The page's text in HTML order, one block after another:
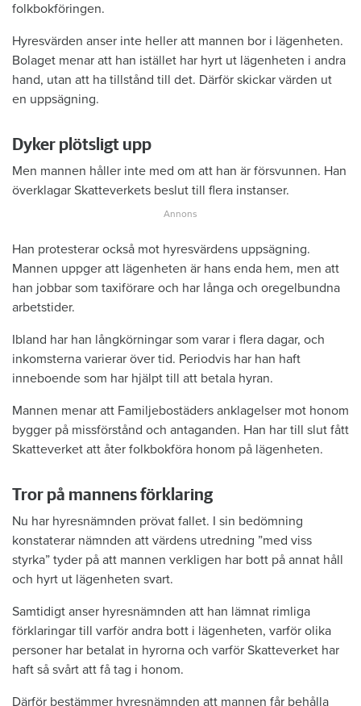
folkbokföringen.
Hyresvärden anser inte heller att mannen bor i lägenheten.
Bolaget menar att han istället har hyrt ut lägenheten i andra
hand, utan att ha tillstånd till det. Därför skickar värden ut
en uppsägning.
Dyker plötsligt upp
Men mannen håller inte med om att han är försvunnen. Han
överklagar Skatteverkets beslut till flera instanser.
Han protesterar också mot hyresvärdens uppsägning.
Mannen uppger att lägenheten är hans enda hem, men att
han jobbar som taxiförare och har långa och oregelbundna
arbetstider.
Ibland har han långkörningar som varar i flera dagar, och
inkomsterna varierar över tid. Periodvis har han haft
inneboende som har hjälpt till att betala hyran.
Mannen menar att Familjebostäders anklagelser mot honom
bygger på missförstånd och antaganden. Han har till slut fått
Skatteverket att åter folkbokföra honom på lägenheten.
Tror på mannens förklaring
Nu har hyresnämnden prövat fallet. I sin bedömning
konstaterar nämnden att värdens utredning ”med viss
styrka” tyder på att mannen verkligen har bott på annat håll
och hyrt ut lägenheten svart.
Samtidigt anser hyresnämnden att han lämnat rimliga
förklaringar till varför andra bott i lägenheten, varför olika
personer har betalat in hyrorna och varför Skatteverket har
haft så svårt att få tag i honom.
Därför bestämmer hyresnämnden att mannen får behålla